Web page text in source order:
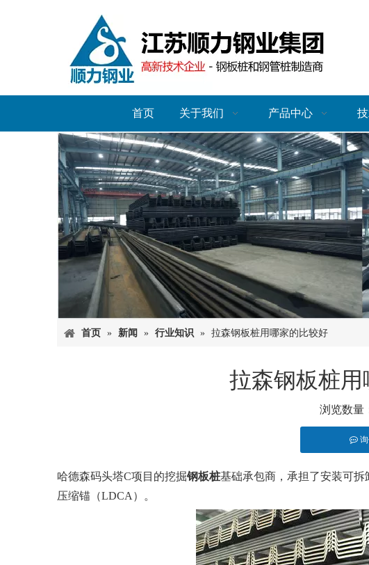
首页 关于我们 产品中心
首页 » 新闻 » 行业知识 » 拉森钢板桩用哪家的比较好
拉森钢板桩
浏览数量
哈德森码头塔C项目的挖掘钢板桩基础承包商，承担了安装可
压缩锚（LDCA）。